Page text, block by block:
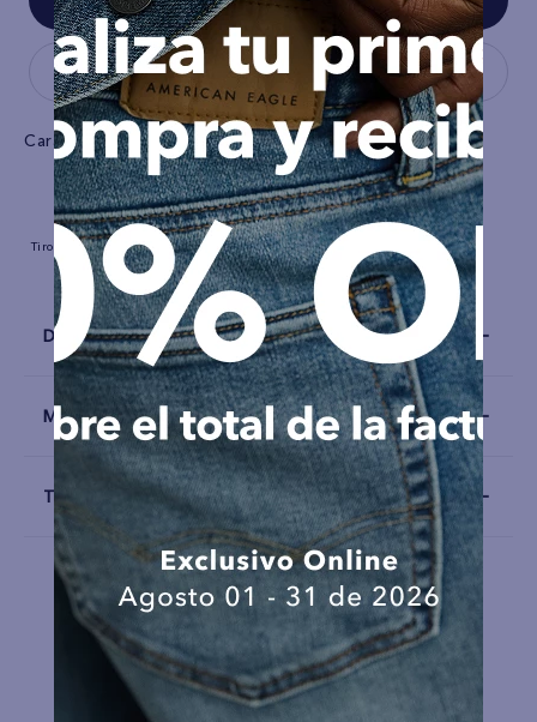
Características
Largo completo Stretch Airlflex Tejido
Detalles
Materiales y Cuidado
Talla y Fit
COMPLEMENTA TU LOOK